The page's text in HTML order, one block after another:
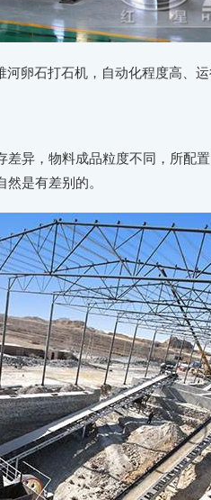
卵石打石机，自动化程度高、
异，物料成品粒度不同，所配
是有差别的。